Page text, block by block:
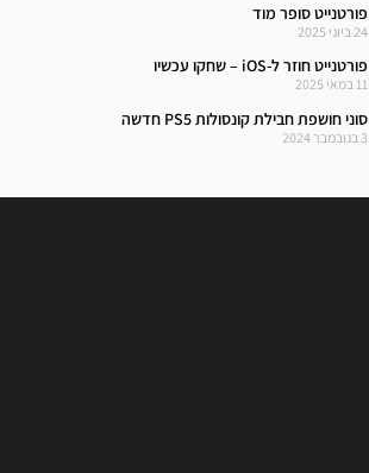
פורטנייט סופר מוד
24 ביוני 2025
פורטנייט חוזר ל-iOS – שחקו עכשיו
11 במאי 2025
סוני חושפת חבילת קונסולות PS5 חדשה
3 בנובמבר 2024